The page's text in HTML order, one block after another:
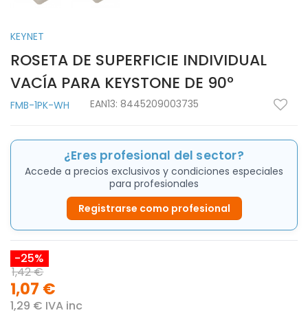
KEYNET
ROSETA DE SUPERFICIE INDIVIDUAL
VACÍA PARA KEYSTONE DE 90º
FMB-1PK-WH EAN13: 8445209003735
¿Eres profesional del sector?
Accede a precios exclusivos y condiciones especiales
para profesionales
Registrarse como profesional
-25%
1,42 €
1,07 €
1,29 € IVA inc